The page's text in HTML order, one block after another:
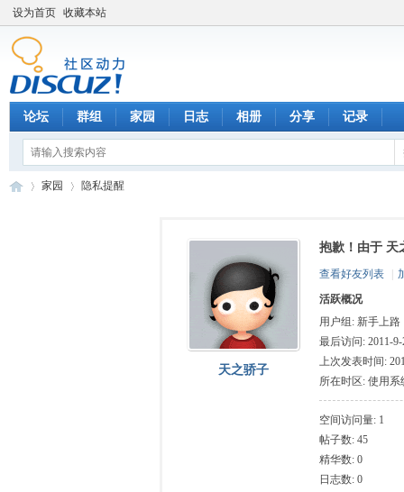
设为首页 收藏本站
论坛 群组 家园 日志 相册 分享 记录
家园 隐私提醒
天之骄子
抱歉！由于 天
查看好友列表
活跃概况
用户组: 新手上路
最后访问: 2011-9-
上次发表时间:
所在时区: 使用系
空间访问量: 1
帖子数: 45
精华数: 0
日志数: 0